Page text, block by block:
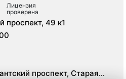
Лицензия
проверена
проспект, 49 к1
проспект, Старая